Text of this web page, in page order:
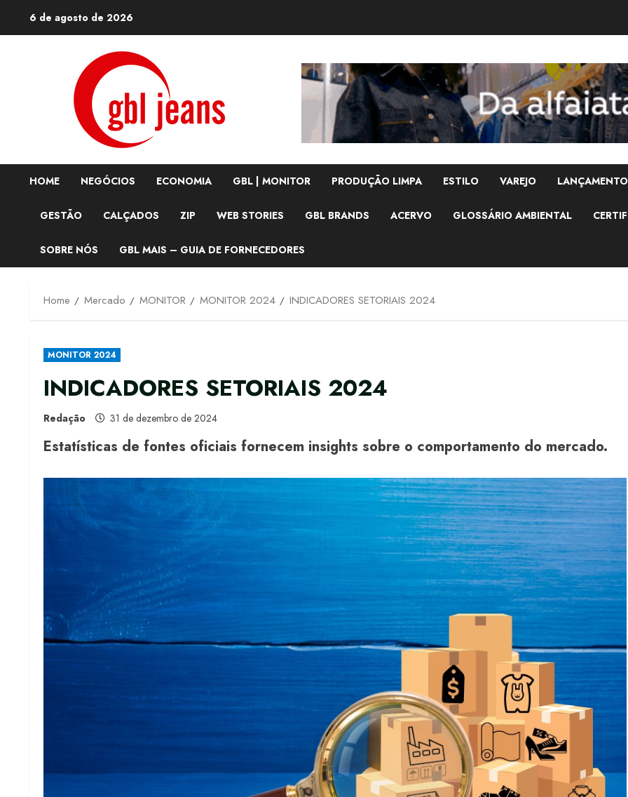
6 de agosto de 2026
HOME NEGÓCIOS ECONOMIA GBL | MONITOR PRODUÇÃO LIMPA ESTILO VAREJO
GESTÃO CALÇADOS ZIP WEB STORIES GBL BRANDS ACERVO GLOSSÁRIO AMBIENTAL
SOBRE NÓS GBL MAIS – GUIA DE FORNECEDORES
Home Mercado MONITOR MONITOR 2024 INDICADORES SETORIAIS 2024
MONITOR 2024
INDICADORES SETORIAIS 2024
Redação 31 de dezembro de 2024
Estatísticas de fontes oficiais fornecem insights sobre o comportamento do mercado.